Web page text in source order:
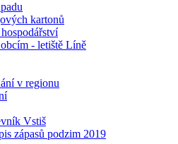
kartonů
- letiště Líně
v regionu
Vstiš
zápasů podzim 2019